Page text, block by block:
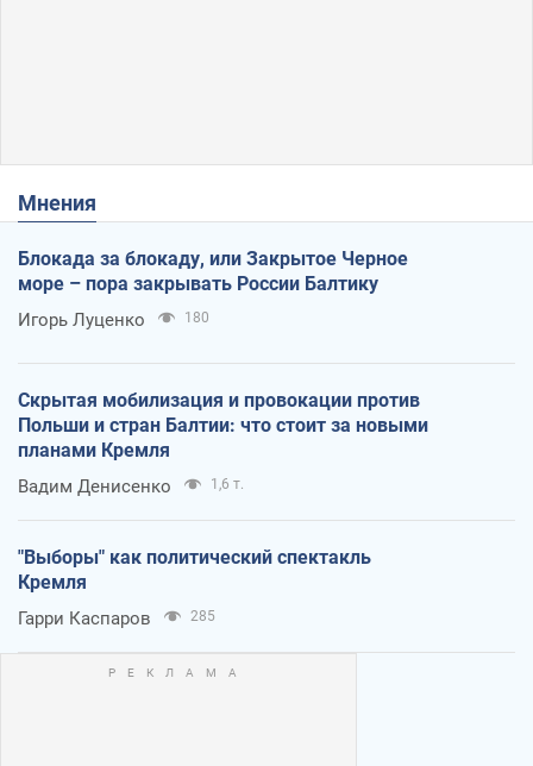
Мнения
Блокада за блокаду, или Закрытое Черное
море – пора закрывать России Балтику
Игорь Луценко 180
Скрытая мобилизация и провокации против
Польши и стран Балтии: что стоит за новыми
планами Кремля
Вадим Денисенко 1,6 т.
"Выборы" как политический спектакль
Кремля
Гарри Каспаров 285